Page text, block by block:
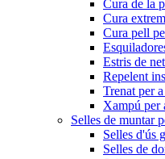
Cura de la
Cura
Cura pell
Estris de
Repelent
Trenat per
Xampú per
Selles de muntar
Selles d'ús
Selles de